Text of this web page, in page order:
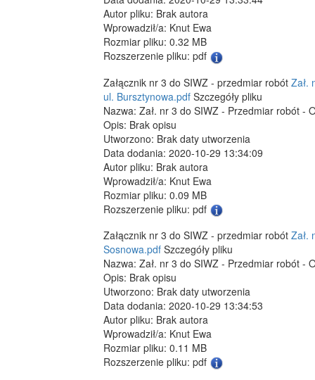
Autor pliku: Brak autora
Wprowadził/a: Knut Ewa
Rozmiar pliku: 0.32 MB
Rozszerzenie pliku: pdf
Załącznik nr 3 do SIWZ - przedmiar robót Zał.
ul. Bursztynowa.pdf Szczegóły pliku
Nazwa: Zał. nr 3 do SIWZ - Przedmiar robót -
Opis: Brak opisu
Utworzono: Brak daty utworzenia
Data dodania: 2020-10-29 13:34:09
Autor pliku: Brak autora
Wprowadził/a: Knut Ewa
Rozmiar pliku: 0.09 MB
Rozszerzenie pliku: pdf
Załącznik nr 3 do SIWZ - przedmiar robót Zał.
Sosnowa.pdf Szczegóły pliku
Nazwa: Zał. nr 3 do SIWZ - Przedmiar robót -
Opis: Brak opisu
Utworzono: Brak daty utworzenia
Data dodania: 2020-10-29 13:34:53
Autor pliku: Brak autora
Wprowadził/a: Knut Ewa
Rozmiar pliku: 0.11 MB
Rozszerzenie pliku: pdf